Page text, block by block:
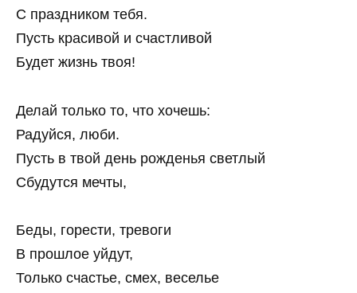
С праздником тебя.
Пусть красивой и счастливой
Будет жизнь твоя!
Делай только то, что хочешь:
Радуйся, люби.
Пусть в твой день рожденья светлый
Сбудутся мечты,
Беды, горести, тревоги
В прошлое уйдут,
Только счастье, смех, веселье